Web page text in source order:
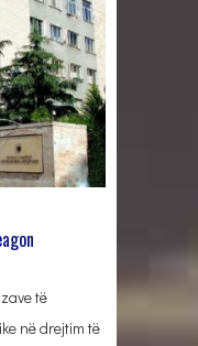
të
në drejtim të